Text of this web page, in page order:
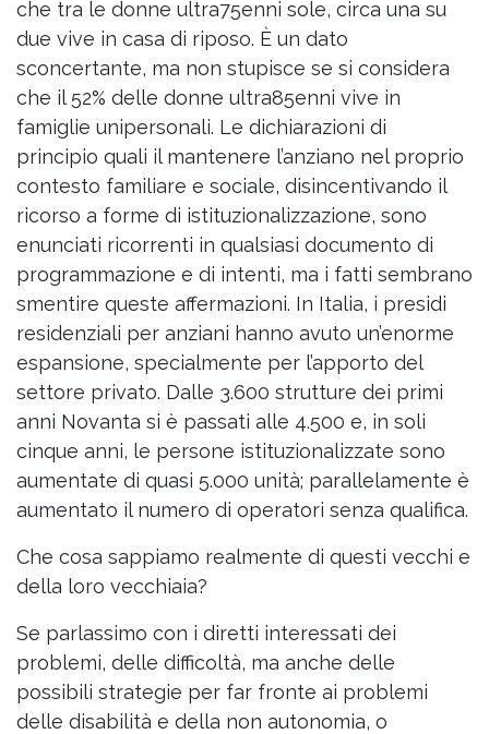
che tra le donne ultra75enni sole, circa una su
due vive in casa di riposo. È un dato
sconcertante, ma non stupisce se si considera
che il 52% delle donne ultra85enni vive in
famiglie unipersonali. Le dichiarazioni di
principio quali il mantenere l’anziano nel proprio
contesto familiare e sociale, disincentivando il
ricorso a forme di istituzionalizzazione, sono
enunciati ricorrenti in qualsiasi documento di
programmazione e di intenti, ma i fatti sembrano
smentire queste affermazioni. In Italia, i presidi
residenziali per anziani hanno avuto un’enorme
espansione, specialmente per l’apporto del
settore privato. Dalle 3.600 strutture dei primi
anni Novanta si è passati alle 4.500 e, in soli
cinque anni, le persone istituzionalizzate sono
aumentate di quasi 5.000 unità; parallelamente è
aumentato il numero di operatori senza qualifica.
Che cosa sappiamo realmente di questi vecchi e
della loro vecchiaia?
Se parlassimo con i diretti interessati dei
problemi, delle difficoltà, ma anche delle
possibili strategie per far fronte ai problemi
delle disabilità e della non autonomia, o